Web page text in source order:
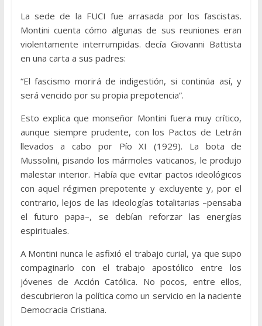
La sede de la FUCI fue arrasada por los fascistas.
Montini cuenta cómo algunas de sus reuniones eran
violentamente interrumpidas. decía Giovanni Battista
en una carta a sus padres:
“El fascismo morirá de indigestión, si continúa así, y
será vencido por su propia prepotencia”.
Esto explica que monseñor Montini fuera muy crítico,
aunque siempre prudente, con los Pactos de Letrán
llevados a cabo por Pío XI (1929). La bota de
Mussolini, pisando los mármoles vaticanos, le produjo
malestar interior. Había que evitar pactos ideológicos
con aquel régimen prepotente y excluyente y, por el
contrario, lejos de las ideologías totalitarias –pensaba
el futuro papa–, se debían reforzar las energías
espirituales.
A Montini nunca le asfixió el trabajo curial, ya que supo
compaginarlo con el trabajo apostólico entre los
jóvenes de Acción Católica. No pocos, entre ellos,
descubrieron la política como un servicio en la naciente
Democracia Cristiana.